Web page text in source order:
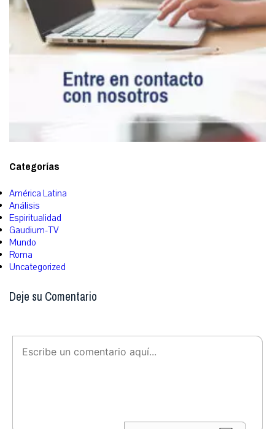
Categorías
América Latina
Análisis
Espiritualidad
Gaudium-TV
Mundo
Roma
Uncategorized
Deje su Comentario